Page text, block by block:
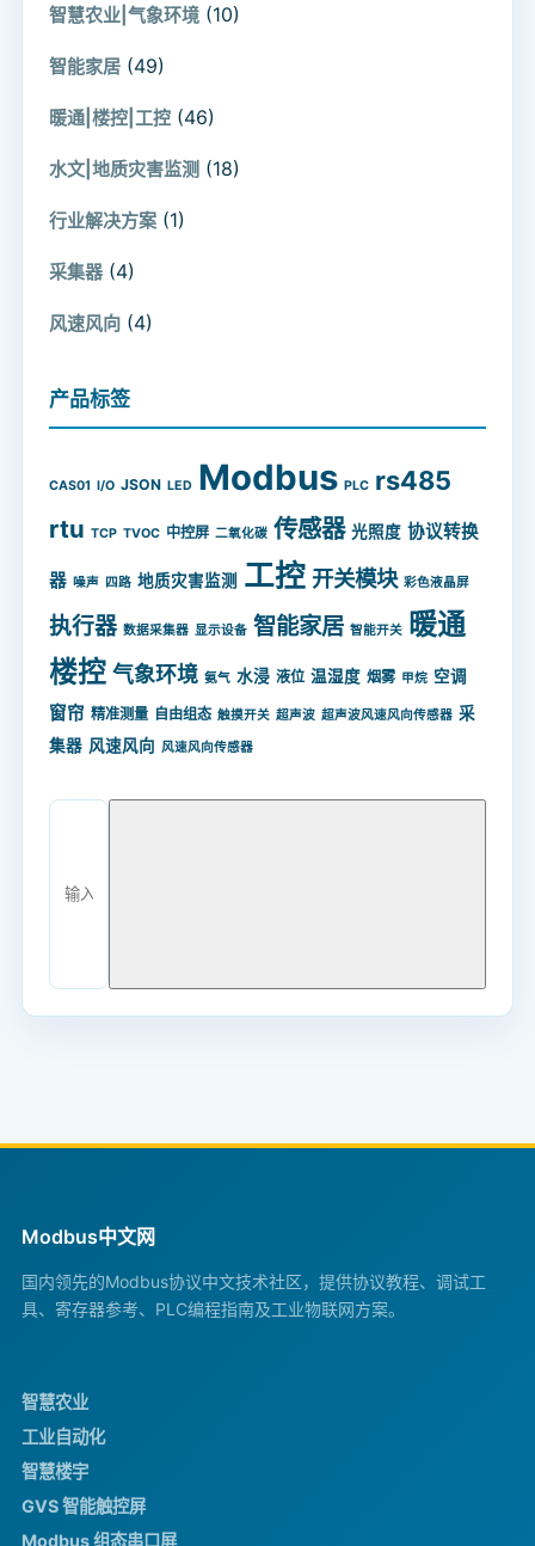
智慧农业|气象环境 (10)
智能家居 (49)
暖通|楼控|工控 (46)
水文|地质灾害监测 (18)
行业解决方案 (1)
采集器 (4)
风速风向 (4)
产品标签
CAS01 I/O JSON LED Modbus PLC rs485
rtu TCP TVOC 中控屏 二氧化碳 传感器 光照度 协议转换
器 噪声 四路 地质灾害监测 工控 开关模块 彩色液晶屏
执行器 数据采集器 显示设备 智能家居 智能开关 暖通
楼控 气象环境 氨气 水浸 液位 温湿度 烟雾 甲烷 空调
窗帘 精准测量 自由组态 触摸开关 超声波 超声波风速风向传感器 采
集器 风速风向 风速风向传感器
Modbus中文网
国内领先的Modbus协议中文技术社区，提供协议教程、调试工
具、寄存器参考、PLC编程指南及工业物联网方案。
智慧农业
工业自动化
智慧楼宇
GVS 智能触控屏
Modbus 组态串口屏